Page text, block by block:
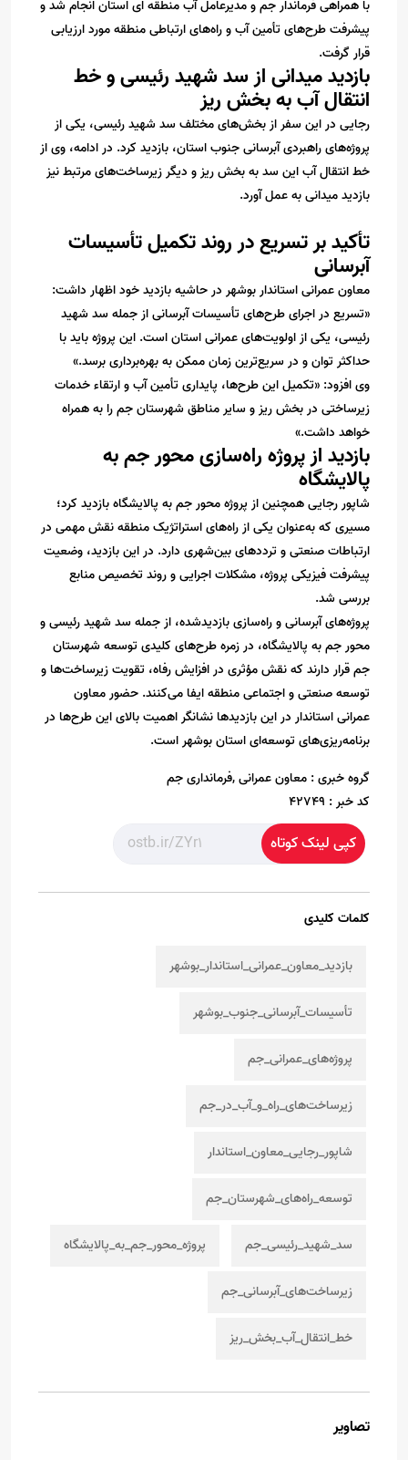
با همراهی فرماندار جم و مدیرعامل آب منطقه ای استان انجام شد و
پیشرفت طرح‌های تأمین آب و راه‌های ارتباطی منطقه مورد ارزیابی
قرار گرفت.
بازدید میدانی از سد شهید رئیسی و خط
انتقال آب به بخش ریز
رجایی در این سفر از بخش‌های مختلف سد شهید رئیسی، یکی از
پروژه‌های راهبردی آبرسانی جنوب استان، بازدید کرد. در ادامه، وی از
خط انتقال آب این سد به بخش ریز و دیگر زیرساخت‌های مرتبط نیز
بازدید میدانی به عمل آورد.
تأکید بر تسریع در روند تکمیل تأسیسات
آبرسانی
معاون عمرانی استاندار بوشهر در حاشیه بازدید خود اظهار داشت:
«تسریع در اجرای طرح‌های تأسیسات آبرسانی از جمله سد شهید
رئیسی، یکی از اولویت‌های عمرانی استان است. این پروژه باید با
حداکثر توان و در سریع‌ترین زمان ممکن به بهره‌برداری برسد.»
وی افزود: «تکمیل این طرح‌ها، پایداری تأمین آب و ارتقاء خدمات
زیرساختی در بخش ریز و سایر مناطق شهرستان جم را به همراه
خواهد داشت.»
بازدید از پروژه راه‌سازی محور جم به
پالایشگاه
شاپور رجایی همچنین از پروژه محور جم به پالایشگاه بازدید کرد؛
مسیری که به‌عنوان یکی از راه‌های استراتژیک منطقه نقش مهمی در
ارتباطات صنعتی و ترددهای بین‌شهری دارد. در این بازدید، وضعیت
پیشرفت فیزیکی پروژه، مشکلات اجرایی و روند تخصیص منابع
بررسی شد.
پروژه‌های آبرسانی و راه‌سازی بازدیدشده، از جمله سد شهید رئیسی و
محور جم به پالایشگاه، در زمره طرح‌های کلیدی توسعه شهرستان
جم قرار دارند که نقش مؤثری در افزایش رفاه، تقویت زیرساخت‌ها و
توسعه صنعتی و اجتماعی منطقه ایفا می‌کنند. حضور معاون
عمرانی استاندار در این بازدیدها نشانگر اهمیت بالای این طرح‌ها در
برنامه‌ریزی‌های توسعه‌ای استان بوشهر است.
گروه خبری : معاون عمرانی ,فرمانداری جم
کد خبر : 42749
کپی لینک کوتاه
کلمات کلیدی
بازدید_معاون_عمرانی_استاندار_بوشهر
تأسیسات_آبرسانی_جنوب_بوشهر
پروژه‌های_عمرانی_جم
زیرساخت‌های_راه_و_آب_در_جم
شاپور_رجایی_معاون_استاندار
توسعه_راه‌های_شهرستان_جم
سد_شهید_رئیسی_جم پروژه_محور_جم_به_پالایشگاه
زیرساخت‌های_آبرسانی_جم
خط_انتقال_آب_بخش_ریز
تصاویر